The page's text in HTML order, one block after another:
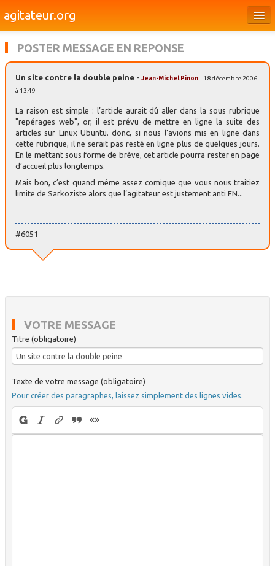
agitateur.org
Bourges & le Cher
Culture
Médias
Dossiers
Brèves
POSTER MESSAGE EN REPONSE
Un site contre la double peine - Jean-Michel Pinon - 18 décembre 2006
à 13:49
La raison est simple : l’article aurait dû aller dans la sous rubrique
"repérages web", or, il est prévu de mettre en ligne la suite des
articles sur Linux Ubuntu. donc, si nous l’avions mis en ligne dans
cette rubrique, il ne serait pas resté en ligne plus de quelques jours.
En le mettant sous forme de brève, cet article pourra rester en page
d’accueil plus longtemps.
Mais bon, c’est quand même assez comique que vous nous traitiez
limite de Sarkoziste alors que l’agitateur est justement anti FN...
#6051
VOTRE MESSAGE
Titre (obligatoire)
Texte de votre message (obligatoire)
Pour créer des paragraphes, laissez simplement des lignes vides.